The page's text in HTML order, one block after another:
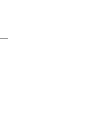
Signage